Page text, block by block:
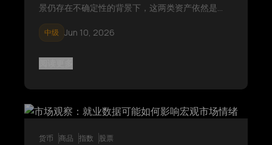
景仍存在不确定性的背景下，这两类资产依然是
中级 Jun 10, 2026
货币 商品 指数 股票